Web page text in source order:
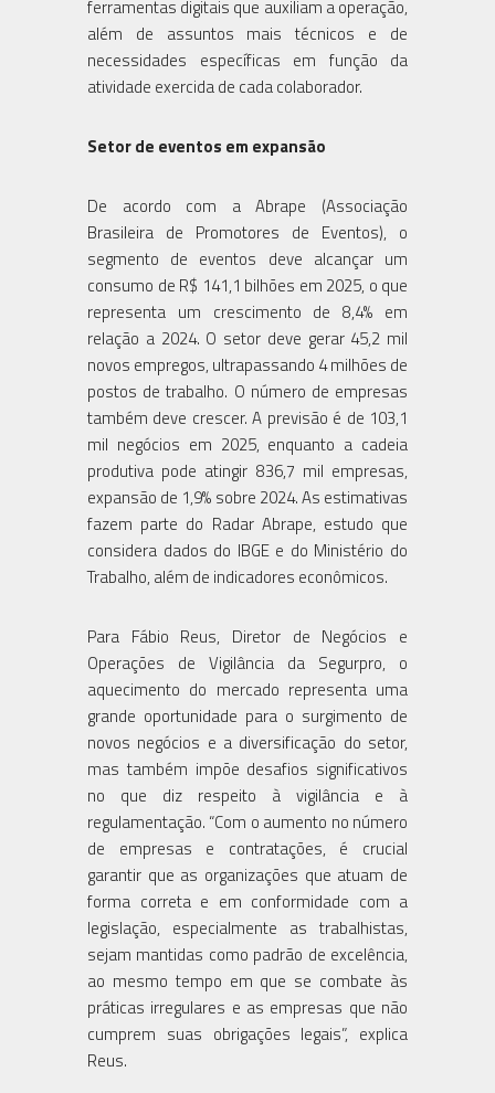
ferramentas digitais que auxiliam a operação,
além de assuntos mais técnicos e de
necessidades específicas em função da
atividade exercida de cada colaborador.
Setor de eventos em expansão
De acordo com a Abrape (Associação
Brasileira de Promotores de Eventos), o
segmento de eventos deve alcançar um
consumo de R$ 141,1 bilhões em 2025, o que
representa um crescimento de 8,4% em
relação a 2024. O setor deve gerar 45,2 mil
novos empregos, ultrapassando 4 milhões de
postos de trabalho. O número de empresas
também deve crescer. A previsão é de 103,1
mil negócios em 2025, enquanto a cadeia
produtiva pode atingir 836,7 mil empresas,
expansão de 1,9% sobre 2024. As estimativas
fazem parte do Radar Abrape, estudo que
considera dados do IBGE e do Ministério do
Trabalho, além de indicadores econômicos.
Para Fábio Reus, Diretor de Negócios e
Operações de Vigilância da Segurpro, o
aquecimento do mercado representa uma
grande oportunidade para o surgimento de
novos negócios e a diversificação do setor,
mas também impõe desafios significativos
no que diz respeito à vigilância e à
regulamentação. “Com o aumento no número
de empresas e contratações, é crucial
garantir que as organizações que atuam de
forma correta e em conformidade com a
legislação, especialmente as trabalhistas,
sejam mantidas como padrão de excelência,
ao mesmo tempo em que se combate às
práticas irregulares e as empresas que não
cumprem suas obrigações legais”, explica
Reus.